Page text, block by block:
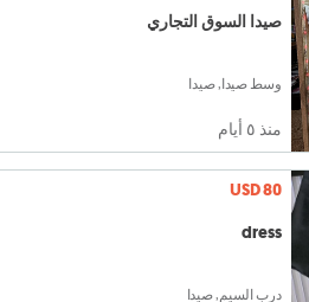
صيدا السوق التجاري
وسط صيدا, صيدا
منذ ٥ أيام
USD 80
dress
درب السيم, صيدا